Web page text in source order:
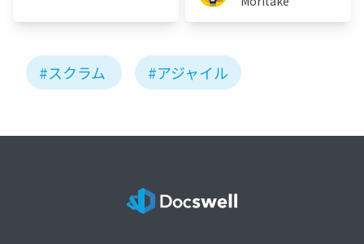
#スクラム #アジャイル